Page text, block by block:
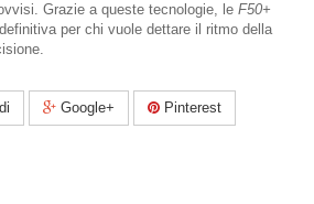
Grazie a queste tecnologie, le F50+
per chi vuole dettare il ritmo della
Google+ Pinterest